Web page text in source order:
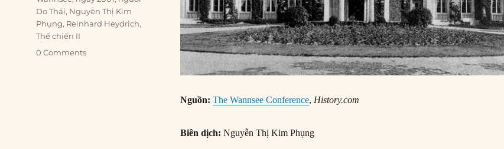
Nguồn: The Wannsee Conference, History.com
Biên dịch: Nguyễn Thị Kim Phụng
Do Thái, Nguyễn Thị Kim
Phụng, Reinhard Heydrich,
Thế chiến II
0 Comments